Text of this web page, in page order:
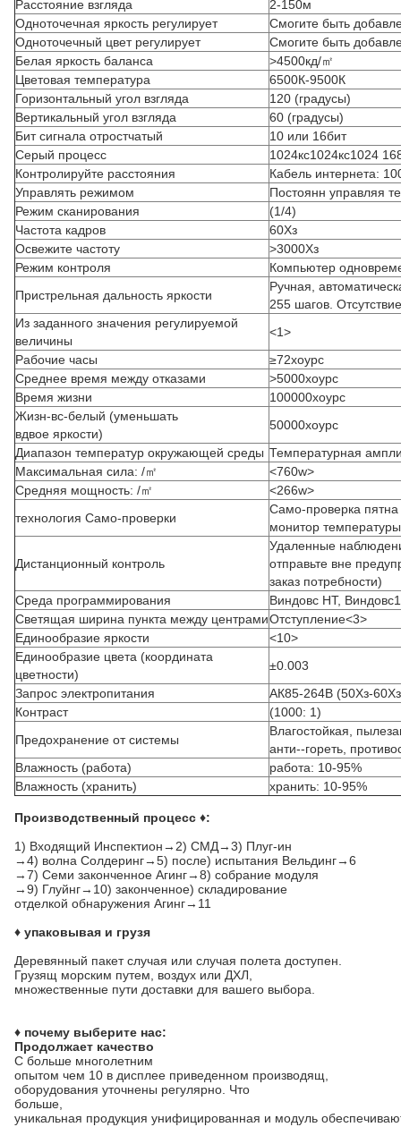
Расстояние взгляда
2-150м
Одноточечная яркость регулирует
Смогите быть
Одноточечный цвет регулирует
Смогите быть
Белая яркость баланса
>4500кд/㎡
Цветовая температура
6500К-9500К
Горизонтальный угол взгляда
120 (градусы)
Вертикальный угол взгляда
60 (градусы)
Бит сигнала отростчатый
10 или 16бит
Серый процесс
1024кс1024кс1024
Контролируйте расстояния
Кабель интернета:
Управлять режимом
Постоянн управляя
Режим сканирования
(1/4)
Частота кадров
60Хз
Освежите частоту
>3000Хз
Режим контроля
Компьютер
Пристрельная дальность яркости
Ручная,
255 шагов.
Из заданного значения регулируемой
величины
<1>
Рабочие часы
≥72хоурс
Среднее время между отказами
>5000хоурс
Время жизни
100000хоурс
Жизн-вс-белый (уменьшать
вдвое яркости)
50000хоурс
Диапазон температур окружающей среды Температурная
Максимальная сила: /㎡
<760w>
Средняя мощность: /㎡
<266w>
технология Само-проверки
Само-проверка
монитор
Дистанционный контроль
Удаленные
отправьте вне
заказ потребности)
Среда программирования
Виндовс НТ,
Светящая ширина пункта между центрамиОтступление<3>
Единообразие яркости
<10>
Единообразие цвета (координата
цветности)
±0.003
Запрос электропитания
АК85-264В (50Хз-
Контраст
(1000: 1)
Предохранение от системы
Влагостойкая,
анти--гореть,
Влажность (работа)
работа: 10-95%
Влажность (хранить)
хранить: 10-95%
Производственный процесс ♦:
1) Входящий Инспектион→2) СМД→3) Плуг-ин
→4) волна Солдеринг→5) после) испытания Вельдинг→6
→7) Семи законченное Агинг→8) собрание модуля
→9) Глуйнг→10) законченное) складирование
отделкой обнаружения Агинг→11
♦ упаковывая и грузя
Деревянный пакет случая или случая полета доступен.
Грузящ морским путем, воздух или ДХЛ,
множественные пути доставки для вашего выбора.
♦ почему выберите нас:
Продолжает качество
С больше многолетним
опытом чем 10 в дисплее приведенном производящ,
оборудования уточнены регулярно. Что
больше,
уникальная продукция унифицированная и модуль